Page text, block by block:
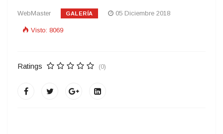
WebMaster GALERÍA 05 Diciembre 2018
Visto: 8069
Ratings (0)